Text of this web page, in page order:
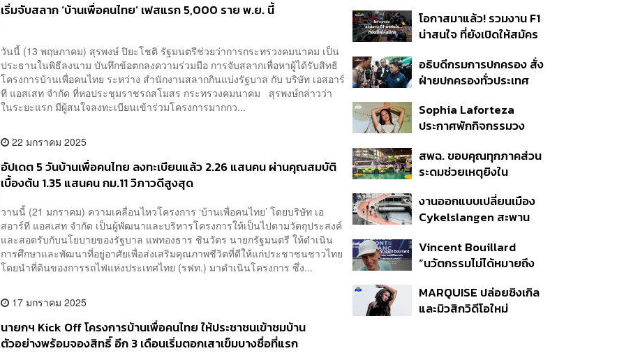
เริ่มจับสลาก ‘บ้านเพื่อคนไทย’ เฟสแรก 5,000 ราย พ.ย. นี้
วันนี้ (13 พฤษภาคม) สุรพงษ์ ปิยะโชติ รัฐมนตรีช่วยว่าการกระทรวงคมนาคม เป็น
ประธานในพิธีลงนาม บันทึกข้อตกลงความร่วมมือ การจับสลากเพื่อหาผู้ได้รับสิทธิ
โครงการบ้านเพื่อคนไทย ระหว่าง สำนักงานสลากกินแบ่งรัฐบาล กับ บริษัท เอสอาร์
ที แอสเสท จำกัด ที่หอประชุมราชรถสโมสร กระทรวงคมนาคม สุรพงษ์กล่าวว่า
ในระยะแรก มีผู้สนใจลงทะเบียนเข้าร่วมโครงการมากกว...
22 มกราคม 2025
อัปเดต 5 วันบ้านเพื่อคนไทย ลงทะเบียนแล้ว 2.26 แสนคน ผ่านคุณสมบัติ
เบื้องต้น 1.35 แสนคน กม.11 วิภาวดีสูงสุด
วานนี้ (21 มกราคม) ความเคลื่อนไหวโครงการ ‘บ้านเพื่อคนไทย’ โดยบริษัท เอ
สอาร์ที แอสเสท จำกัด เป็นผู้พัฒนาและบริหารโครงการให้เป็นไปตามวัตถุประสงค์
และสอดรับกับนโยบายของรัฐบาล แพทองธาร ชินวัตร นายกรัฐมนตรี ให้ดำเนิน
การศึกษาและพัฒนาที่อยู่อาศัยเพื่อส่งเสริมคุณภาพชีวิตที่ดีให้แก่ประชาชนชาวไทย
โดยนำที่ดินของการรถไฟแห่งประเทศไทย (รฟท.) มาดำเนินโครงการ ซึ่ง...
17 มกราคม 2025
นายกฯ Kick Off โครงการบ้านเพื่อคนไทย ให้ประชาชนเข้าชมบ้าน
ตัวอย่างพร้อมจองสิทธิ์ อีก 3 เดือนเริ่มตอกเสาเข็มบางซื่อที่แรก
กาลเวลา?
โอกาสมาแล้ว! รวมงาน F1
น่าสนใจ ที่ยังเปิดให้สมัคร
อธิบดีกรมการปกครอง สั่ง
ฝ่ายปกครองทั่วประเทศ
อาวุธปืน-ยาเสพติด
Sophia Laforteza
ประกาศพักกิจกรรมวง
ดูแลสุขภาพจิต
สพฉ. ขอบคุณทุกภาคส่วน
ระดมช่วยเหตุยิงใน
ดูแลสิทธิ UCEP ผู้บาดเจ็บ
งานออกแบบเปลี่ยนเมือง
Cykelslangen สะพาน
โคเปนเฮเกน ทางสัญจร
ของเมืองที่น่าอยู่
Vincent Bouillard
“นวัตกรรมไม่ได้หมายถึง
MARQUISE ปล่อยซิงเกิล
และมิวสิกวิดีโอใหม่